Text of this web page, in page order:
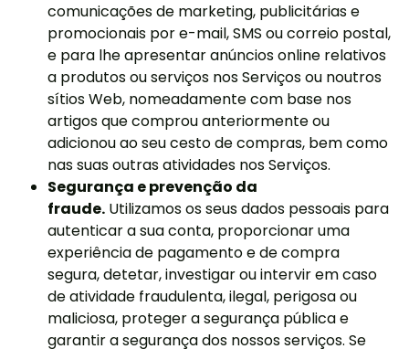
comunicações de marketing, publicitárias e
promocionais por e-mail, SMS ou correio postal,
e para lhe apresentar anúncios online relativos
a produtos ou serviços nos Serviços ou noutros
sítios Web, nomeadamente com base nos
artigos que comprou anteriormente ou
adicionou ao seu cesto de compras, bem como
nas suas outras atividades nos Serviços.
Segurança e prevenção da
fraude. Utilizamos os seus dados pessoais para
autenticar a sua conta, proporcionar uma
experiência de pagamento e de compra
segura, detetar, investigar ou intervir em caso
de atividade fraudulenta, ilegal, perigosa ou
maliciosa, proteger a segurança pública e
garantir a segurança dos nossos serviços. Se